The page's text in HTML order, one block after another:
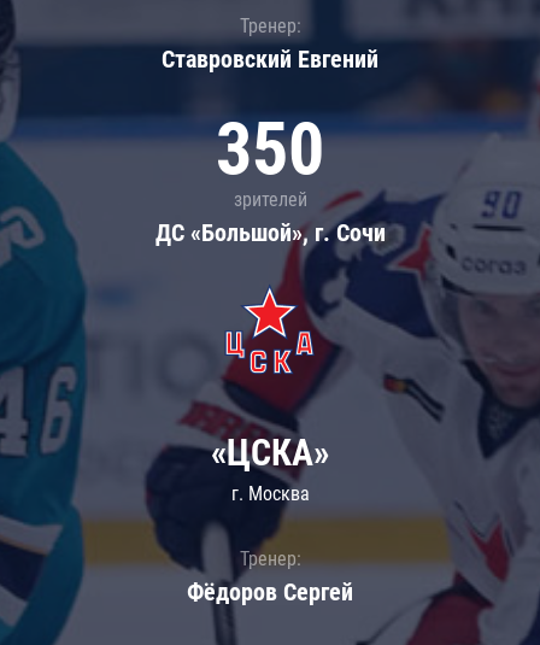
Тренер:
Ставровский Евгений
350
зрителей
ДС «Большой», г. Сочи
«ЦСКА»
г. Москва
Тренер:
Фёдоров Сергей